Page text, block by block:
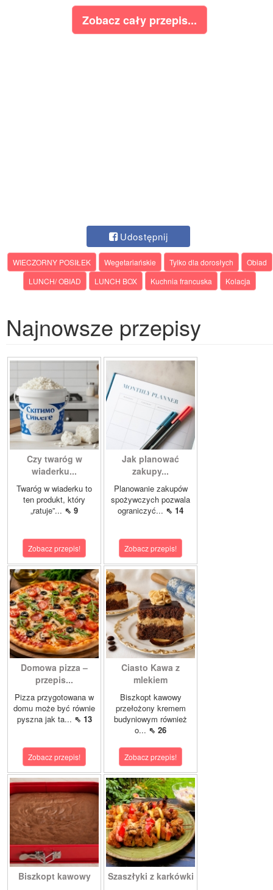
Zobacz cały przepis...
Udostępnij
WIECZORNY POSIŁEK Wegetariańskie Tylko dla dorosłych
Obiad
LUNCH/ OBIAD
LUNCH BOX Kuchnia francuska Kolacja
Najnowsze przepisy
Czy twaróg w
wiaderku...
Twaróg w wiaderku to
ten produkt, który
„ratuje”... ⇖ 9
Zobacz przepis!
Jak planować
zakupy...
Planowanie zakupów
spożywczych pozwala
ograniczyć... ⇖ 14
Zobacz przepis!
Domowa pizza –
przepis...
Pizza przygotowana w
domu może być równie
pyszna jak ta... ⇖ 13
Zobacz przepis!
Ciasto Kawa z
mlekiem
Biszkopt kawowy
przełożony kremem
budyniowym również
o... ⇖ 26
Zobacz przepis!
Biszkopt kawowy Szaszłyki z karkówki